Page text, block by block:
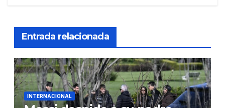
Entrada relacionada
INTERNACIONAL